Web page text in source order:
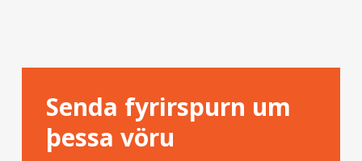
Senda fyrirspurn um
þessa vöru